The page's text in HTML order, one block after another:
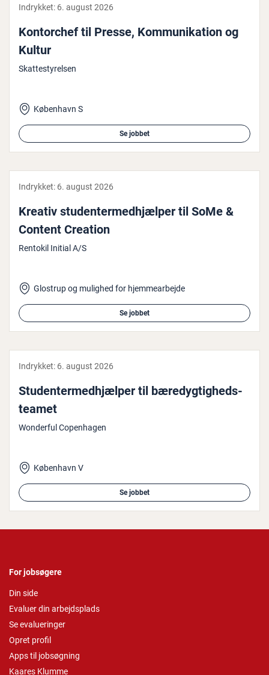
Indrykket: 6. august 2026
Kon­tor­chef til Presse, Kom­mu­ni­ka­tion og
Kultur
Skattestyrelsen
København S
Se jobbet
Indrykket: 6. august 2026
Kreativ stu­den­ter­med­hjæl­per til SoMe &
Content Creation
Rentokil Initial A/S
Glostrup og mulighed for hjemmearbejde
Se jobbet
Indrykket: 6. august 2026
Stu­den­ter­med­hjæl­per til bæ­re­dyg­tig­heds­
tea­met
Wonderful Copenhagen
København V
Se jobbet
For jobsøgere
Din side
Evaluer din arbejdsplads
Se evalueringer
Opret profil
Apps til jobsøgning
Kaares Klumme